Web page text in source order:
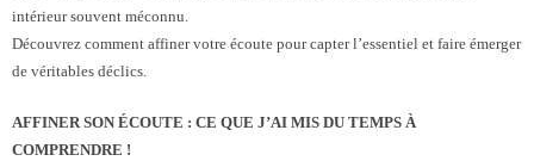
- - Supervision Individuelle
intérieur souvent méconnu.
Découvrez comment affiner votre écoute pour capter l’essentiel et faire émerger
de véritables déclics.
AFFINER SON ÉCOUTE : CE QUE J’AI MIS DU TEMPS À
COMPRENDRE !